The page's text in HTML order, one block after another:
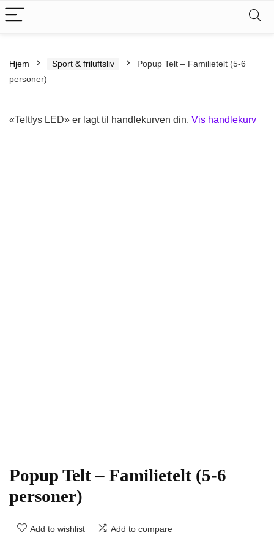
Hjem Sport & friluftsliv
Popup Telt – Familietelt (5-6
personer)
«Teltlys LED» er lagt til handlekurven din. Vis handlekurv
Popup Telt – Familietelt (5-6
personer)
Add to wishlist Add to compare